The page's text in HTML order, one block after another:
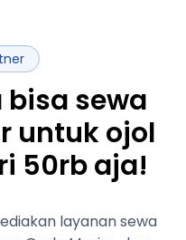
sewa
untuk ojol
50rb aja!
layanan sewa